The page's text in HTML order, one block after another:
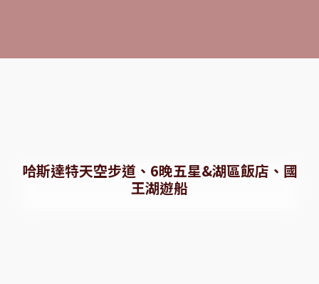
哈斯達特天空步道、6晚五星&湖區飯店、國
王湖遊船